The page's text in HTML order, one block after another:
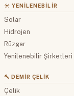
☀️ YENILENEBILIR
Solar
Hidrojen
Rüzgar
Yenilenebilir Şirketleri
🔨 DEMIR ÇELIK
Çelik